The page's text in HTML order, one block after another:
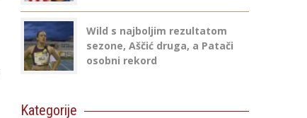
Wild s najboljim rezultatom
sezone, Aščić druga, a Patači
osobni rekord
Kategorije